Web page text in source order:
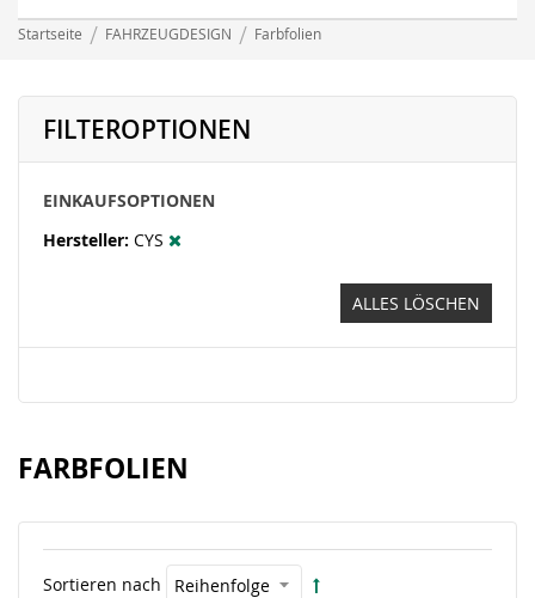
Startseite FAHRZEUGDESIGN Farbfolien
FARBFOLIEN
Sortieren nach
FILTEROPTIONEN
EINKAUFSOPTIONEN
Hersteller CYS
ALLES LÖSCHEN